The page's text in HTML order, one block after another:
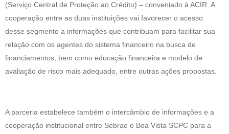
(Serviço Central de Proteção ao Crédito) – conveniado à ACIR. A
cooperação entre as duas instituições vai favorecer o acesso
desse segmento a informações que contribuam para facilitar sua
relação com os agentes do sistema financeiro na busca de
financiamentos, bem como educação financeira e modelo de
avaliação de risco mais adequado, entre outras ações propostas.
A parceria estabelece também o intercâmbio de informações e a
cooperação institucional entre Sebrae e Boa Vista SCPC para a